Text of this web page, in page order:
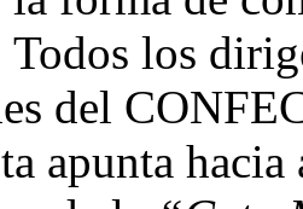
Todos los
del
apunta